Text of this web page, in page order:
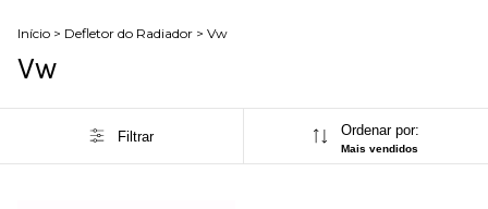
Início > Defletor do Radiador > Vw
Vw
Filtrar Ordenar por:
Mais vendidos